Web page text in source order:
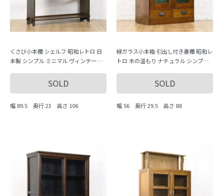
くさび小本棚 シェルフ 昭和レトロ 日
本製 シンプル ミニマル ヴィンテージ
SOLD
幅 89.5 奥行 23 高さ 106
緑ガラス小本箱 引出し付き書棚 昭和レ
トロ 木の温もり ナチュラル シンプル
SOLD
幅 56 奥行 29.5 高さ 88